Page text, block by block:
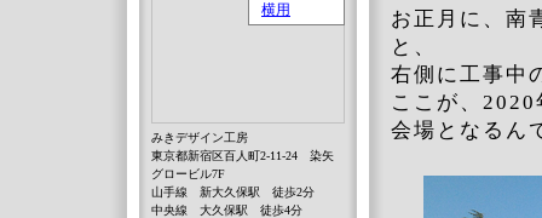
お正月に、南
と、
右側に工事中
ここが、
会場となるん
みきデザイン工房
東京都新宿区百人町2-11-24 染矢
グロービル7F
山手線 新大久保駅 徒歩2分
中央線 大久保駅 徒歩4分